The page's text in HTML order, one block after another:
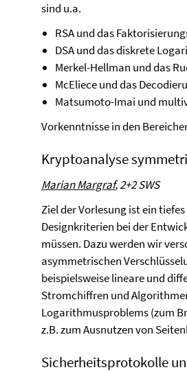
sind u.a.
RSA und das
DSA und das diskrete
Merkel-Hellman und das
McEliece und das
Matsumoto-Imai und
Vorkenntnisse in den
Kryptoanalyse
Marian Margraf, 2+2 SWS
Ziel der Vorlesung ist ein
Designkriterien bei der
müssen. Dazu werden wir
asymmetrischen
beispielsweise lineare und
Stromchiffren und
Logarithmusproblems (zum
z.B. zum Ausnutzen von
Sicherheitsprotokolle